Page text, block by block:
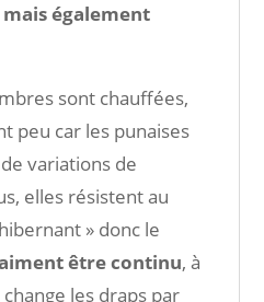
également
sont chauffées,
peu car les punaises
variations de
elles résistent au
» donc le
être continu, à
les draps par